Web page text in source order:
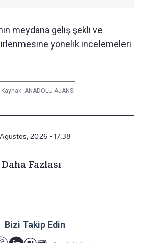
meydana geliş şekli ve
yönelik incelemeleri
Kaynak: ANADOLU AJANSI
2026 - 17:38
Fazlası
Bizi Takip Edin